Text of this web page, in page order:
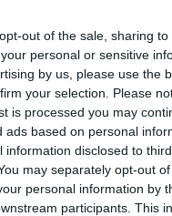
out of the sale, sharing
personal or sensitive
by us, please use the
your selection. Please
is processed you may
ads based on personal
information disclosed to
may separately opt-out
personal information by
participants. This
Η κορυφαία επιλογή για
υπεύθυνα, επιστρέφουμε
(10)